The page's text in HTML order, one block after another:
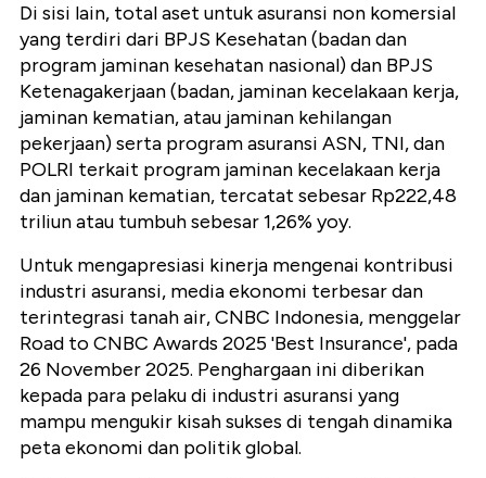
Di sisi lain, total aset untuk asuransi non komersial
yang terdiri dari BPJS Kesehatan (badan dan
program jaminan kesehatan nasional) dan BPJS
Ketenagakerjaan (badan, jaminan kecelakaan kerja,
jaminan kematian, atau jaminan kehilangan
pekerjaan) serta program asuransi ASN, TNI, dan
POLRI terkait program jaminan kecelakaan kerja
dan jaminan kematian, tercatat sebesar Rp222,48
triliun atau tumbuh sebesar 1,26% yoy.
Untuk mengapresiasi kinerja mengenai kontribusi
industri asuransi, media ekonomi terbesar dan
terintegrasi tanah air, CNBC Indonesia, menggelar
Road to CNBC Awards 2025 'Best Insurance', pada
26 November 2025. Penghargaan ini diberikan
kepada para pelaku di industri asuransi yang
mampu mengukir kisah sukses di tengah dinamika
peta ekonomi dan politik global.